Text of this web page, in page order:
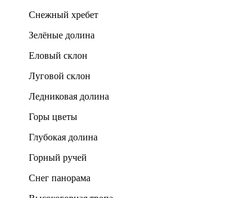
Снежный хребет
Зелёные долина
Еловый склон
Луговой склон
Ледниковая долина
Горы цветы
Глубокая долина
Горный ручей
Снег панорама